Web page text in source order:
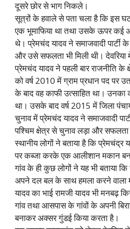
दूसरे छोर से भाग निकले।
सूत्रों के हवाले से पता चला है कि इस
एक भूमाफिया था तथा उसके ऊपर कई
थे। प्रेमचंद यादव ने समाजवादी पार्टी
और उसे सफलता भी मिली थी।
प्रेमचंद यादव ने पहली बार राजनीति के
को वर्ष 2010 में ग्राम प्रधान पद पर
के बाद वह काफी उत्साहित था। उनका
था। उसके बाद वर्ष 2015 में जिला
चुनाव में प्रेमचंद यादव ने समाजवादी
पश्चिम क्षेत्र से चुनाव लड़ा और सफलता
स्थानीय लोगों ने बताया है कि प्रेमचंद्र
पर कब्जा करके एक आलीशान मकान
गांव के ही कुछ लोगों ने यह भी बताया
अपने दल बल के साथ हमला करने वाला
यादव का भाई रामजी यादव भी मनबढ़
गांव तथा आसपास के गांवों के अपनी
बनाकर अक्सर गुंडई किया करता है।